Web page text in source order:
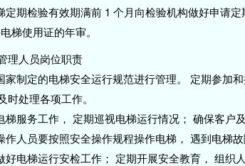
定期检验有效期满前 1 个月向检验机构做好申请定
梯使用证的年审。
理人员岗位职责
家制定的电梯安全运行规范进行管理。 定期参加
时处理各项工作。
梯服务工作， 定期巡视电梯运行情况； 确保客户
作人员要按照安全操作规程操作电梯， 遇到电梯
好电梯运行安检工作； 定期开展安全教育， 组织